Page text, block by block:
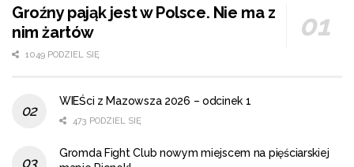
Groźny pająk jest w Polsce. Nie ma z
nim żartów
1049 PODZIEL SIĘ
WIEŚci z Mazowsza 2026 – odcinek 1
473 PODZIEL SIĘ
Gromda Fight Club nowym miejscem na pięściarskiej